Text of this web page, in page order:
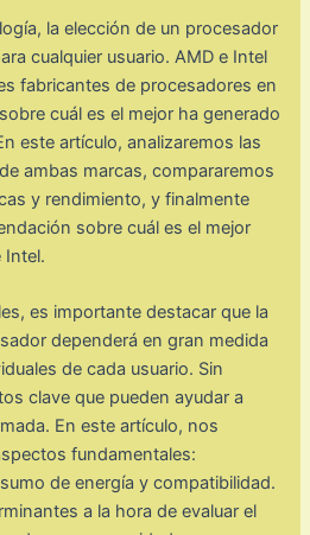
la elección de un procesador
cualquier usuario. AMD e Intel
fabricantes de procesadores en
cuál es el mejor ha generado
este artículo, analizaremos las
ambas marcas, compararemos
y rendimiento, y finalmente
sobre cuál es el mejor
Intel.
es importante destacar que la
dependerá en gran medida
de cada usuario. Sin
clave que pueden ayudar a
En este artículo, nos
fundamentales:
de energía y compatibilidad.
a la hora de evaluar el